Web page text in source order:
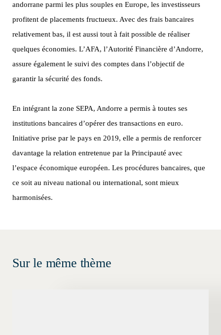
andorrane parmi les plus souples en Europe, les investisseurs
profitent de placements fructueux. Avec des frais bancaires
relativement bas, il est aussi tout à fait possible de réaliser
quelques économies. L’AFA, l’Autorité Financière d’Andorre,
assure également le suivi des comptes dans l’objectif de
garantir la sécurité des fonds.
En intégrant la zone SEPA, Andorre a permis à toutes ses
institutions bancaires d’opérer des transactions en euro.
Initiative prise par le pays en 2019, elle a permis de renforcer
davantage la relation entretenue par la Principauté avec
l’espace économique européen. Les procédures bancaires, que
ce soit au niveau national ou international, sont mieux
harmonisées.
Sur le même thème